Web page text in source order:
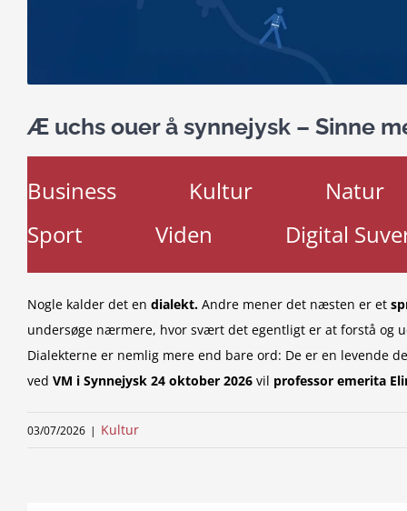
Æ uchs ouer å synnejysk – Sinne
Business Kultur
Natur
Sport
Viden Digital
Nogle kalder det en dialekt. Andre mener det næsten er et
undersøge nærmere, hvor svært det egentligt er at forstå og
Dialekterne er nemlig mere end bare ord: De er en levende
ved VM i Synnejysk 24 oktober 2026 vil professor emerita
03/07/2026 | Kultur